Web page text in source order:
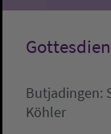
Butjadingen:
Köhler